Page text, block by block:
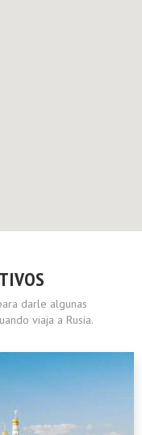
darle algunas
viaja a Rusia.